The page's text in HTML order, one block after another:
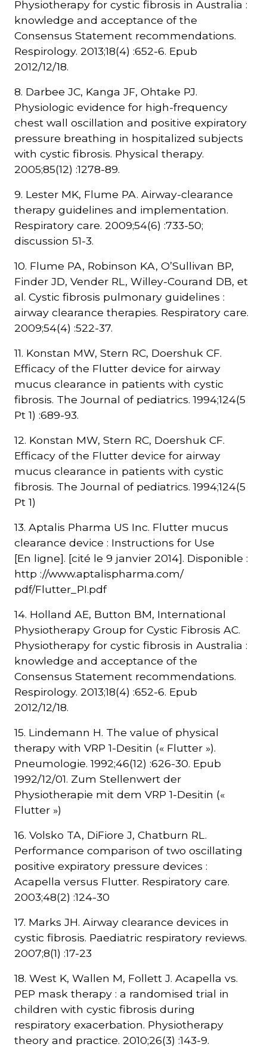
Physiotherapy for cystic fibrosis in Australia :
knowledge and acceptance of the
Consensus Statement recommendations.
Respirology. 2013;18(4) :652-6. Epub
2012/12/18.
8. Darbee JC, Kanga JF, Ohtake PJ.
Physiologic evidence for high-frequency
chest wall oscillation and positive expiratory
pressure breathing in hospitalized subjects
with cystic fibrosis. Physical therapy.
2005;85(12) :1278-89.
9. Lester MK, Flume PA. Airway-clearance
therapy guidelines and implementation.
Respiratory care. 2009;54(6) :733-50;
discussion 51-3.
10. Flume PA, Robinson KA, O’Sullivan BP,
Finder JD, Vender RL, Willey-Courand DB, et
al. Cystic fibrosis pulmonary guidelines :
airway clearance therapies. Respiratory care.
2009;54(4) :522-37.
11. Konstan MW, Stern RC, Doershuk CF.
Efficacy of the Flutter device for airway
mucus clearance in patients with cystic
fibrosis. The Journal of pediatrics. 1994;124(5
Pt 1) :689-93.
12. Konstan MW, Stern RC, Doershuk CF.
Efficacy of the Flutter device for airway
mucus clearance in patients with cystic
fibrosis. The Journal of pediatrics. 1994;124(5
Pt 1)
13. Aptalis Pharma US Inc. Flutter mucus
clearance device : Instructions for Use
[En ligne]. [cité le 9 janvier 2014]. Disponible :
http ://www.aptalispharma.com/
pdf/Flutter_PI.pdf
14. Holland AE, Button BM, International
Physiotherapy Group for Cystic Fibrosis AC.
Physiotherapy for cystic fibrosis in Australia :
knowledge and acceptance of the
Consensus Statement recommendations.
Respirology. 2013;18(4) :652-6. Epub
2012/12/18.
15. Lindemann H. The value of physical
therapy with VRP 1-Desitin (« Flutter »).
Pneumologie. 1992;46(12) :626-30. Epub
1992/12/01. Zum Stellenwert der
Physiotherapie mit dem VRP 1-Desitin («
Flutter »)
16. Volsko TA, DiFiore J, Chatburn RL.
Performance comparison of two oscillating
positive expiratory pressure devices :
Acapella versus Flutter. Respiratory care.
2003;48(2) :124-30
17. Marks JH. Airway clearance devices in
cystic fibrosis. Paediatric respiratory reviews.
2007;8(1) :17-23
18. West K, Wallen M, Follett J. Acapella vs.
PEP mask therapy : a randomised trial in
children with cystic fibrosis during
respiratory exacerbation. Physiotherapy
theory and practice. 2010;26(3) :143-9.